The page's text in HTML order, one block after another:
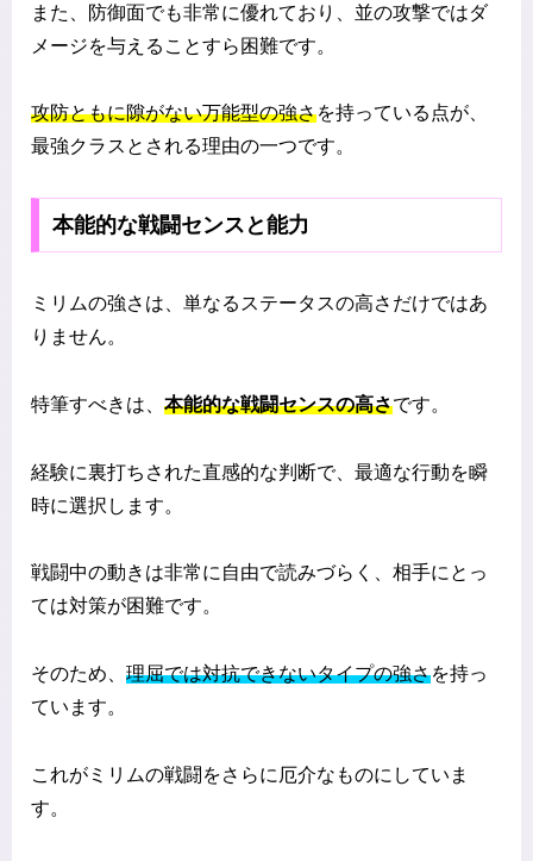
また、防御面でも非常に優れており、並の攻撃ではダ
メージを与えることすら困難です。
攻防ともに隙がない万能型の強さを持っている点が、
最強クラスとされる理由の一つです。
本能的な戦闘センスと能力
ミリムの強さは、単なるステータスの高さだけではあ
りません。
特筆すべきは、 本能的な戦闘センスの高さです。
経験に裏打ちされた直感的な判断で、最適な行動を瞬
時に選択します。
戦闘中の動きは非常に自由で読みづらく、相手にとっ
ては対策が困難です。
そのため、 理屈では対抗できないタイプの強さを持っ
ています。
これがミリムの戦闘をさらに厄介なものにしていま
す。